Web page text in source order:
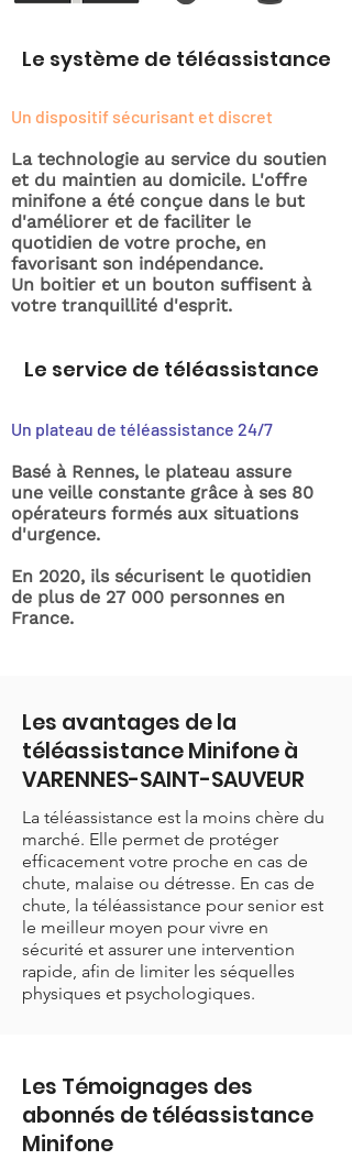
Le système de téléassistance
Un dispositif sécurisant et discret
La technologie au service du soutien
et du maintien au domicile. L'offre
minifone a été conçue dans le but
d'améliorer et de faciliter le
quotidien de votre proche, en
favorisant son indépendance.
Un boitier et un bouton suffisent à
votre tranquillité d'esprit.
Le service de téléassistance
Un plateau de téléassistance 24/7
Basé à Rennes, le plateau assure
une veille constante grâce à ses 80
opérateurs formés aux situations
d'urgence.
En 2020, ils sécurisent le quotidien
de plus de 27 000 personnes en
France.
Les avantages de la
téléassistance Minifone à
VARENNES-SAINT-SAUVEUR
La téléassistance est la moins chère du
marché. Elle permet de protéger
efficacement votre proche en cas de
chute, malaise ou détresse. En cas de
chute, la téléassistance pour senior est
le meilleur moyen pour vivre en
sécurité et assurer une intervention
rapide, afin de limiter les séquelles
physiques et psychologiques.
Les Témoignages des
abonnés de téléassistance
Minifone